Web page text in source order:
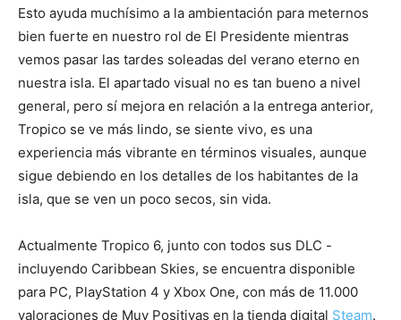
Esto ayuda muchísimo a la ambientación para meternos
bien fuerte en nuestro rol de El Presidente mientras
vemos pasar las tardes soleadas del verano eterno en
nuestra isla. El apartado visual no es tan bueno a nivel
general, pero sí mejora en relación a la entrega anterior,
Tropico se ve más lindo, se siente vivo, es una
experiencia más vibrante en términos visuales, aunque
sigue debiendo en los detalles de los habitantes de la
isla, que se ven un poco secos, sin vida.
Actualmente Tropico 6, junto con todos sus DLC -
incluyendo Caribbean Skies, se encuentra disponible
para PC, PlayStation 4 y Xbox One, con más de 11.000
valoraciones de Muy Positivas en la tienda digital Steam.